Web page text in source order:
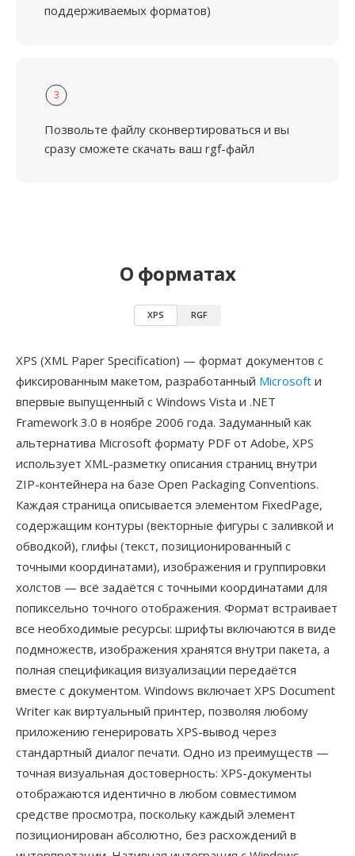
поддерживаемых форматов)
3
Позвольте файлу сконвертироваться и вы
сразу сможете скачать ваш rgf-файл
О форматах
XPS RGF
XPS (XML Paper Specification) — формат документов с
фиксированным макетом, разработанный Microsoft и
впервые выпущенный с Windows Vista и .NET
Framework 3.0 в ноябре 2006 года. Задуманный как
альтернатива Microsoft формату PDF от Adobe, XPS
использует XML-разметку описания страниц внутри
ZIP-контейнера на базе Open Packaging Conventions.
Каждая страница описывается элементом FixedPage,
содержащим контуры (векторные фигуры с заливкой и
обводкой), глифы (текст, позиционированный с
точными координатами), изображения и группировки
холстов — всё задаётся с точными координатами для
попиксельно точного отображения. Формат встраивает
все необходимые ресурсы: шрифты включаются в виде
подмножеств, изображения хранятся внутри пакета, а
полная спецификация визуализации передаётся
вместе с документом. Windows включает XPS Document
Writer как виртуальный принтер, позволяя любому
приложению генерировать XPS-вывод через
стандартный диалог печати. Одно из преимуществ —
точная визуальная достоверность: XPS-документы
отображаются идентично в любом совместимом
средстве просмотра, поскольку каждый элемент
позиционирован абсолютно, без расхождений в